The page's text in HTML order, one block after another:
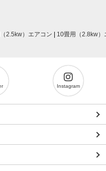
2.5kw）エアコン 10畳用（2.8kw）
Instagram